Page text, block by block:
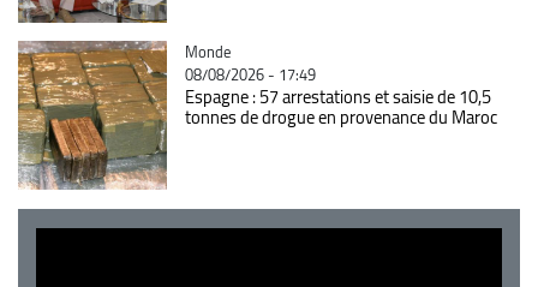
Catégorie
Monde
08/08/2026 - 17:49
Espagne : 57 arrestations et saisie de 10,5
tonnes de drogue en provenance du Maroc